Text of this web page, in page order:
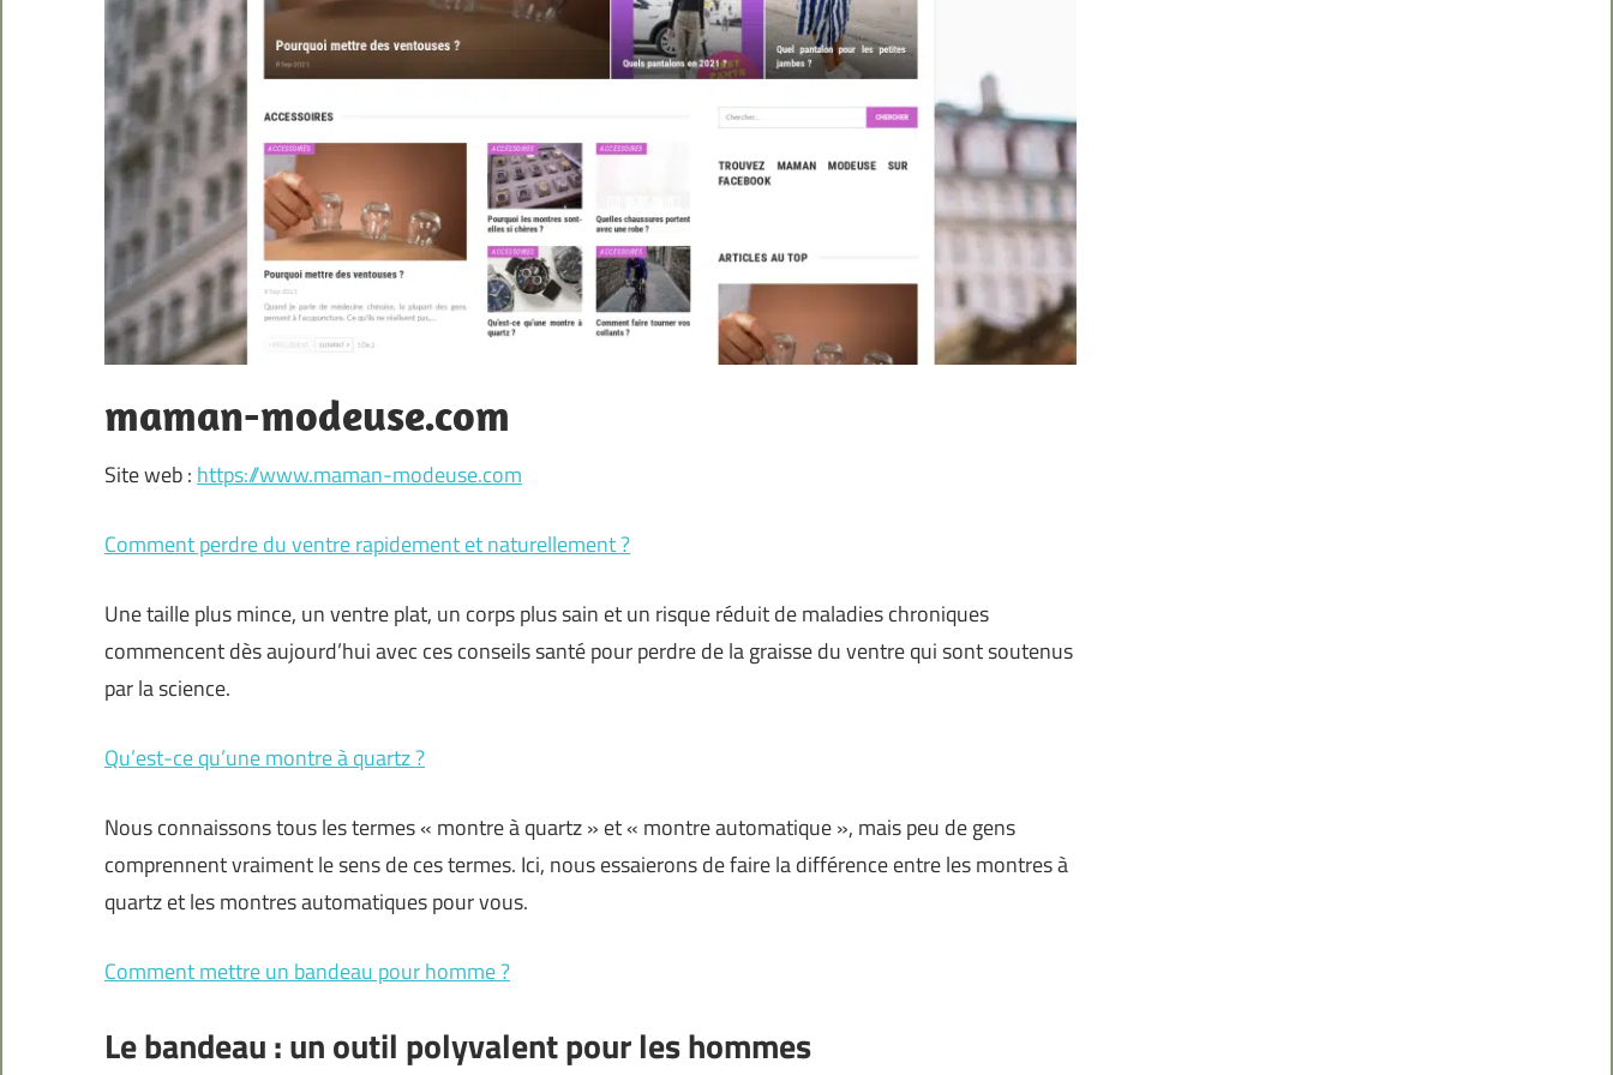
maman-modeuse.com
Site web :https://www.maman-modeuse.com
Comment perdre du ventre rapidement et naturellement ?
Une taille plus mince, un ventre plat, un corps plus sain et un risque réduit de maladies chroniques
commencent dès aujourd’hui avec ces conseils santé pour perdre de la graisse du ventre qui sont soutenus
par la science.
Qu’est-ce qu’une montre à quartz ?
Nous connaissons tous les termes « montre à quartz » et « montre automatique », mais peu de gens
comprennent vraiment le sens de ces termes. Ici, nous essaierons de faire la différence entre les montres à
quartz et les montres automatiques pour vous.
Comment mettre un bandeau pour homme ?
Le bandeau : un outil polyvalent pour les hommes